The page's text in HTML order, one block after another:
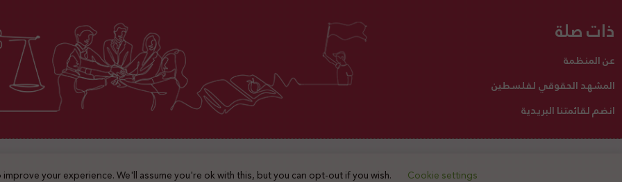
ذات صلة
عن المنظمة
المشهد الحقوقي لفلسطين
انضم لقائمتنا البريدية
اتصل بنا تبرع لنا 2025 © جميع الحقوق محفوظة
your experience. We'll assume you're ok with this, but you can opt-out if you wish. Cookie settings